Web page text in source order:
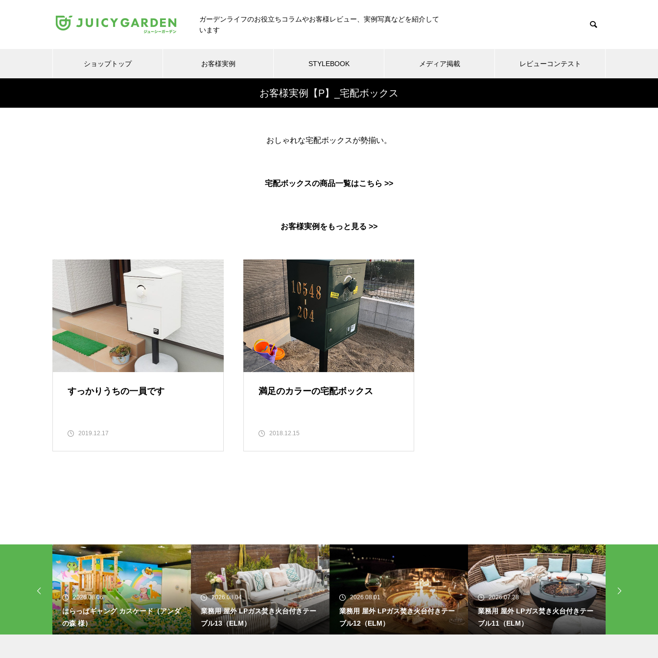
ガーデンライフのお役立ちコラムやお客様レビュー、実例写真などを紹介して
います
ショップトップ お客様実例 STYLEBOOK メディア掲載 レビューコンテスト
お客様実例【P】_宅配ボックス
おしゃれな宅配ボックスが勢揃い。
宅配ボックスの商品一覧はこちら >>
お客様実例をもっと見る >>
すっかりうちの一員です
2019.12.17
満足のカラーの宅配ボックス
2018.12.15
2026.08.06
はらっぱギャング カスケード（アンダ
の森 様）
2026.08.04
業務用 屋外 LPガス焚き火台付きテー
ブル13（ELM）
2026.08.01
業務用 屋外 LPガス焚き火台付きテー
ブル12（ELM）
2026.07.28
業務用 屋外 LPガス焚き火台付きテー
ブル11（ELM）